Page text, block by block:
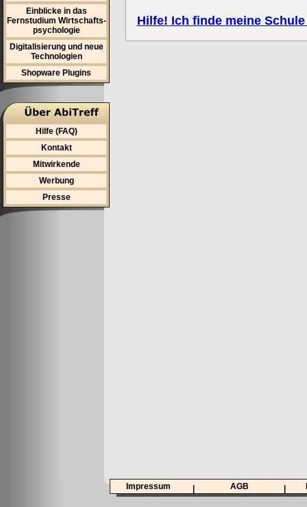
Einblicke in das
Fernstudium Wirtschafts-
psychologie
Digitalisierung und neue
Technologien
Shopware Plugins
Hilfe (FAQ)
Kontakt
Mitwirkende
Werbung
Presse
Hilfe! Ich finde meine
Impressum AGB